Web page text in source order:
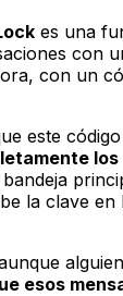
es una
con
con un
este
la clave
esos